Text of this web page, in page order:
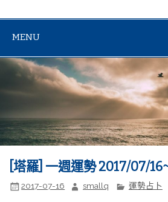
MENU
[塔羅] 一週運勢 2017/07/
2017-07-16 smallq 運勢占卜